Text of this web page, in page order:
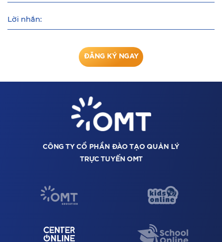
Lời nhắn:
ĐĂNG KÝ NGAY
CÔNG TY CỔ PHẦN ĐÀO TẠO QUẢN LÝ
TRỰC TUYẾN OMT